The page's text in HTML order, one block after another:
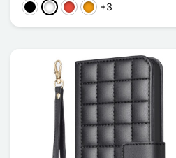
NegroBlancoRojoNaranja
+3